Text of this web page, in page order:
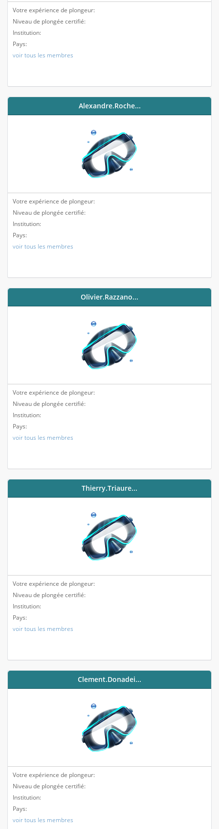
Votre expérience de plongeur:
Niveau de plongée certifié:
Institution:
Pays:
voir tous les membres
Alexandre.roche...
Votre expérience de plongeur:
Niveau de plongée certifié:
Institution:
Pays:
voir tous les membres
Olivier.razzano...
Votre expérience de plongeur:
Niveau de plongée certifié:
Institution:
Pays:
voir tous les membres
Thierry.triaure...
Votre expérience de plongeur:
Niveau de plongée certifié:
Institution:
Pays:
voir tous les membres
Clement.donadei...
Votre expérience de plongeur:
Niveau de plongée certifié:
Institution:
Pays:
voir tous les membres